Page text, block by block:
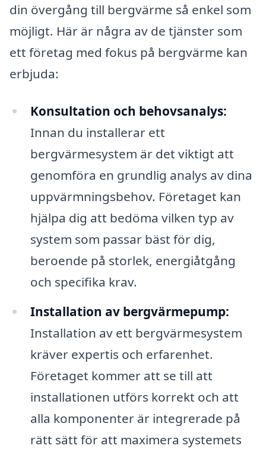
din övergång till bergvärme så enkel som
möjligt. Här är några av de tjänster som
ett företag med fokus på bergvärme kan
erbjuda:
Konsultation och behovsanalys:
Innan du installerar ett
bergvärmesystem är det viktigt att
genomföra en grundlig analys av dina
uppvärmningsbehov. Företaget kan
hjälpa dig att bedöma vilken typ av
system som passar bäst för dig,
beroende på storlek, energiåtgång
och specifika krav.
Installation av bergvärmepump:
Installation av ett bergvärmesystem
kräver expertis och erfarenhet.
Företaget kommer att se till att
installationen utförs korrekt och att
alla komponenter är integrerade på
rätt sätt för att maximera systemets